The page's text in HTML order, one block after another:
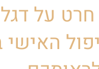
על
האישי